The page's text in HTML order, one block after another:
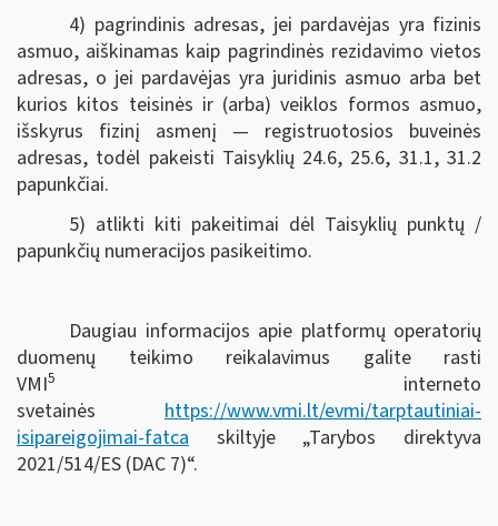
4) pagrindinis adresas, jei pardavėjas yra fizinis
asmuo, aiškinamas kaip pagrindinės rezidavimo vietos
adresas, o jei pardavėjas yra juridinis asmuo arba bet
kurios kitos teisinės ir (arba) veiklos formos asmuo,
išskyrus fizinį asmenį — registruotosios buveinės
adresas, todėl pakeisti Taisyklių 24.6, 25.6, 31.1, 31.2
papunkčiai.
5) atlikti kiti pakeitimai dėl Taisyklių punktų /
papunkčių numeracijos pasikeitimo.
Daugiau informacijos apie platformų operatorių
duomenų teikimo reikalavimus galite rasti
VMI5
interneto
svetainės https://www.vmi.lt/evmi/tarptautiniai-
isipareigojimai-fatca skiltyje „Tarybos direktyva
2021/514/ES (DAC 7)“.